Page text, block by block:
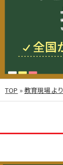
TOP »教育現場より